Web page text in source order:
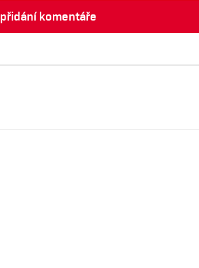
komentáře